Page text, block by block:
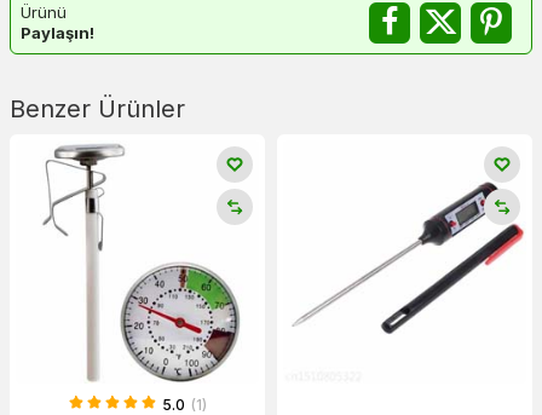
Ürünü
Paylaşın!
Benzer Ürünler
5.0 (1)